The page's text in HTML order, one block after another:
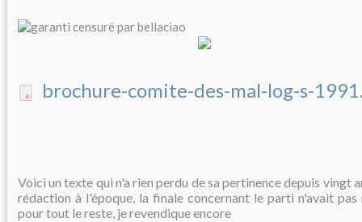
brochure-comite-des-mal-log-s-
Voici un texte qui n'a rien perdu de sa pertinence depuis vingt
rédaction à l'époque, la finale concernant le parti n'avait pas
pour tout le reste, je revendique encore